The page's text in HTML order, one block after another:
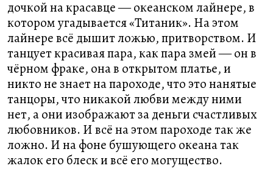
дочкой на красавце ― океанском лайнере, в
котором угадывается «Титаник». На этом
лайнере всё дышит ложью, притворством. И
танцует красивая пара, как пара змей ― он в
чёрном фраке, она в открытом платье, и
никто не знает на пароходе, что это нанятые
танцоры, что никакой любви между ними
нет, а они изображают за деньги счастливых
любовников. И всё на этом пароходе так же
ложно. И на фоне бушующего океана так
жалок его блеск и всё его могущество.